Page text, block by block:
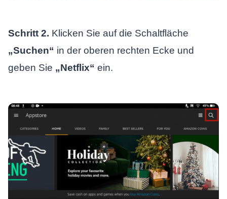
Schritt 2. Klicken Sie auf die Schaltfläche
„Suchen“ in der oberen rechten Ecke und
geben Sie „Netflix“ ein.